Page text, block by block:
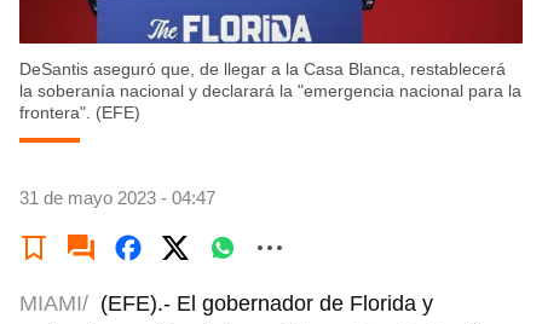
DeSantis aseguró que, de llegar a la Casa Blanca, restablecerá
la soberanía nacional y declarará la "emergencia nacional para la
frontera". (EFE)
31 de mayo 2023 - 04:47
MIAMI/ (EFE).- El gobernador de Florida y